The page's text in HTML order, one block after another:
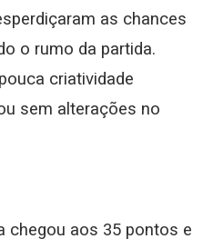
as chances
o rumo da partida.
criatividade
sem alterações no
chegou aos 35 pontos e